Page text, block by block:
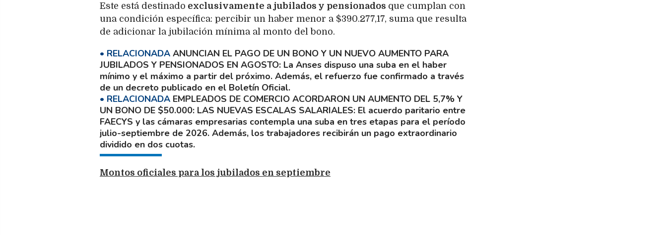
Este está destinado exclusivamente a jubilados y pensionados que cumplan con
una condición específica: percibir un haber menor a $390.277,17, suma que resulta
de adicionar la jubilación mínima al monto del bono.
ANUNCIAN EL PAGO DE UN BONO Y UN NUEVO AUMENTO PARA
JUBILADOS Y PENSIONADOS EN AGOSTO La Anses dispuso una suba en el haber
mínimo y el máximo a partir del próximo. Además, el refuerzo fue confirmado a través
de un decreto publicado en el Boletín Oficial.
EMPLEADOS DE COMERCIO ACORDARON UN AUMENTO DEL 5,7% Y
UN BONO DE $50.000: LAS NUEVAS ESCALAS SALARIALES El acuerdo paritario entre
FAECYS y las cámaras empresarias contempla una suba en tres etapas para el período
julio-septiembre de 2026. Además, los trabajadores recibirán un pago extraordinario
dividido en dos cuotas.
Montos oficiales para los jubilados en septiembre